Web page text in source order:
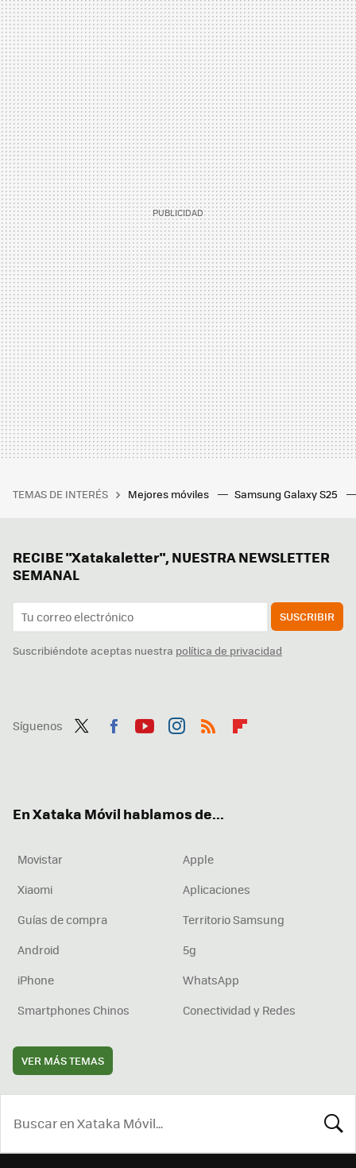
TEMAS DE INTERÉS Mejores móviles Samsung Galaxy S25
RECIBE "Xatakaletter", NUESTRA NEWSLETTER
SEMANAL
SUSCRIBIR
Suscribiéndote aceptas nuestra política de privacidad
Síguenos
En Xataka Móvil hablamos de...
Movistar
Apple
Xiaomi
Aplicaciones
Guías de compra
Territorio Samsung
Android
5g
iPhone
WhatsApp
Smartphones Chinos
Conectividad y Redes
VER MÁS TEMAS